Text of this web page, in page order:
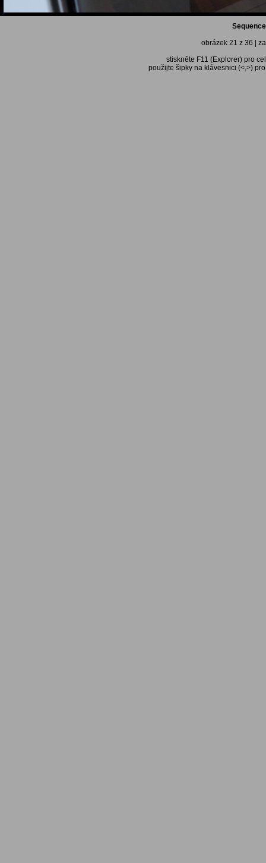
obrázek 21 z 36 |
stiskněte F11 (Explorer) pro
použijte šipky na klávesnici (<,>)